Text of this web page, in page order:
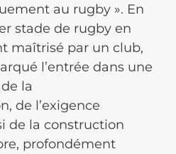
au rugby ». En
stade de rugby en
maîtrisé par un club,
l’entrée dans une
la
de l’exigence
de la construction
profondément